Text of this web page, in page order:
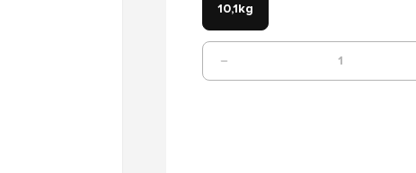
10,1kg
1